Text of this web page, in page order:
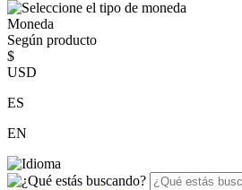
Moneda
Según producto
$
USD
ES
EN